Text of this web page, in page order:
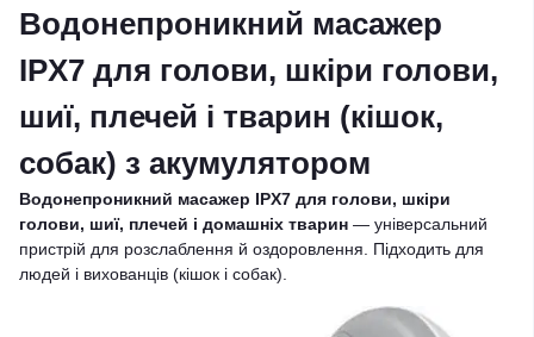
Водонепроникний масажер
IPX7 для голови, шкіри голови,
шиї, плечей і тварин (кішок,
собак) з акумулятором
Водонепроникний масажер IPX7 для голови, шкіри
голови, шиї, плечей і домашніх тварин — універсальний
пристрій для розслаблення й оздоровлення. Підходить для
людей і вихованців (кішок і собак).